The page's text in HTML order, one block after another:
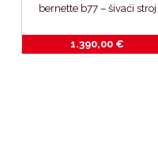
bernette b77 – šivaći stroj
1.390,00 €